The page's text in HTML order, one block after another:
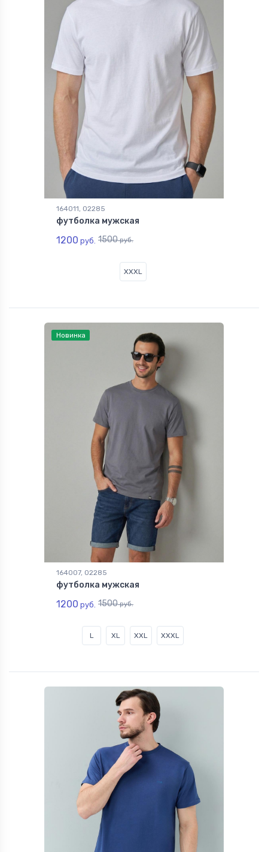
164011, 02285
футболка мужская
1200 руб. 1500руб.
XXXL
Новинка
164007, 02285
футболка мужская
1200 руб. 1500руб.
L XL XXL XXXL